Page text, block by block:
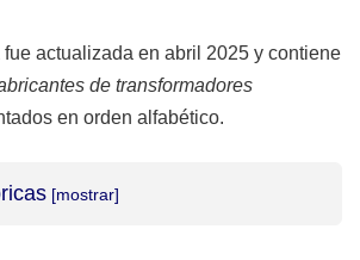
actualizada en abril 2025 y contiene
de transformadores
en orden alfabético.